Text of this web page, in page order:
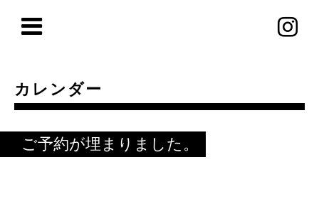
カレンダー
ご予約が埋まりました。